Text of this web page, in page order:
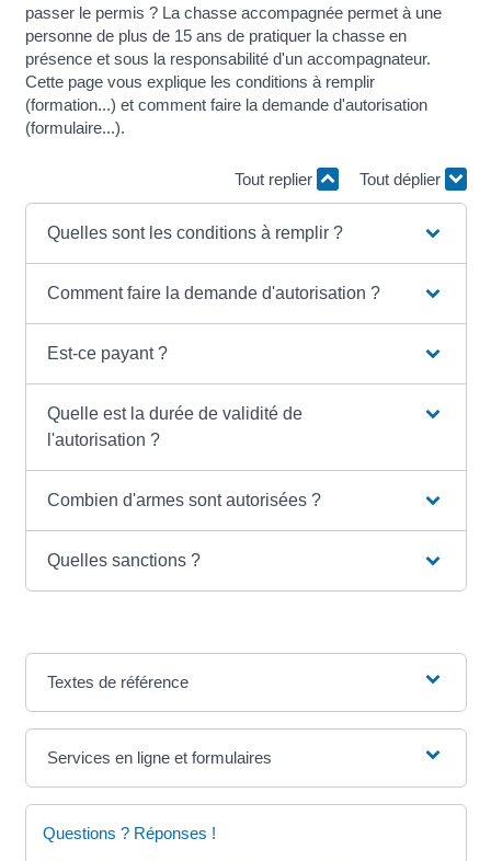
passer le permis ? La chasse accompagnée permet à une
personne de plus de 15 ans de pratiquer la chasse en
présence et sous la responsabilité d'un accompagnateur.
Cette page vous explique les conditions à remplir
(formation...) et comment faire la demande d'autorisation
(formulaire...).
Tout replier Tout déplier
Quelles sont les conditions à remplir ?
Comment faire la demande d'autorisation ?
Est-ce payant ?
Quelle est la durée de validité de
l'autorisation ?
Combien d'armes sont autorisées ?
Quelles sanctions ?
Textes de référence
Services en ligne et formulaires
Questions ? Réponses !